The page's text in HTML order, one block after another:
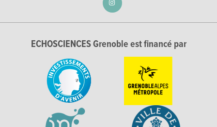
ECHOSCIENCES Grenoble est financé par